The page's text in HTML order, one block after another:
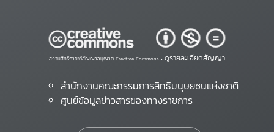
สงวนสิทธิ์ภายใต้สัญญาอนุญาต Creative Commons • ดูรายละเอียดสัญญา
สำนักงานคณะกรรมการสิทธิมนุษยชนแห่งชาติ
ศูนย์ข้อมูลข่าวสารของทางราชการ